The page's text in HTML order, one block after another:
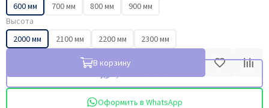
600 мм
700 мм 800 мм
900 мм
Высота
2000 мм
2100 мм 2200 мм 2300 мм
В корзину
Оформить в WhatsApp